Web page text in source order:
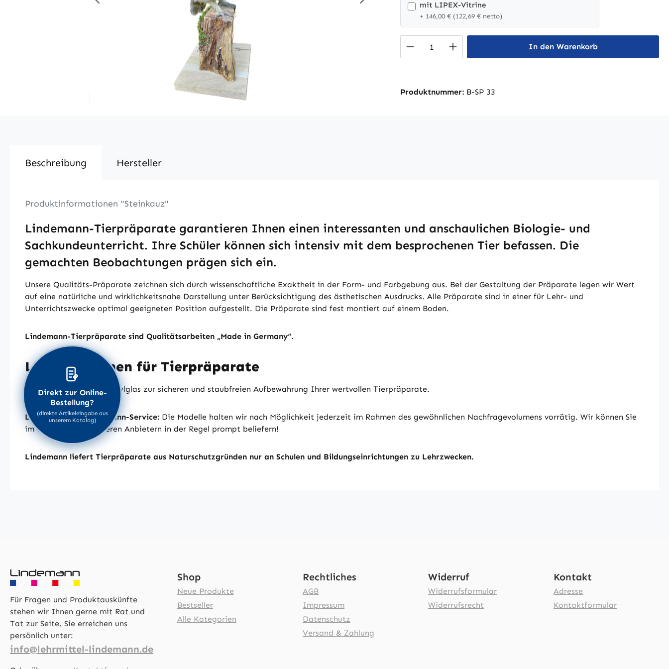
mit LIPEX-Vitrine
+ 146,00 € (122,69 € netto)
Produkt Anzahl: Gib den gewünschten Wert
In den Warenkorb
Produktnummer: B-SP 33
Beschreibung Hersteller
Produktinformationen "Steinkauz"
Lindemann-Tierpräparate garantieren Ihnen einen interessanten und anschaulichen Biologie- und
Sachkundeunterricht. Ihre Schüler können sich intensiv mit dem besprochenen Tier befassen. Die
gemachten Beobachtungen prägen sich ein.
Unsere Qualitäts-Präparate zeichnen sich durch wissenschaftliche Exaktheit in der Form- und Farbgebung aus. Bei der Gestaltung der Präparate legen wir Wert
auf eine natürliche und wirklichkeitsnahe Darstellung unter Berücksichtigung des ästhetischen Ausdrucks. Alle Präparate sind in einer für Lehr- und
Unterrichtszwecke optimal geeigneten Position aufgestellt. Die Präparate sind fest montiert auf einem Boden.
Lindemann-Tierpräparate sind Qualitätsarbeiten „Made in Germany“.
LIPEX-Vitrinen für Tierpräparate
Robuste Vitrinen aus Acrylglas zur sicheren und staubfreien Aufbewahrung Ihrer wertvollen Tierpräparate.
Der besondere Lindemann-Service: Die Modelle halten wir nach Möglichkeit jederzeit im Rahmen des gewöhnlichen Nachfragevolumens vorrätig. Wir können Sie
im Gegensatz zu anderen Anbietern in der Regel prompt beliefern!
Lindemann liefert Tierpräparate aus Naturschutzgründen nur an Schulen und Bildungseinrichtungen zu Lehrzwecken.
Für Fragen und Produktauskünfte
stehen wir Ihnen gerne mit Rat und
Tat zur Seite. Sie erreichen uns
persönlich unter:
info@lehrmittel-lindemann.de
Shop
Neue Produkte
Bestseller
Alle Kategorien
Rechtliches
AGB
Impressum
Datenschutz
Versand & Zahlung
Widerruf
Widerrufsformular
Widerrufsrecht
Kontakt
Adresse
Kontaktformular
Direkt zur Online-
Bestellung?
(direkte Artikeleingabe aus
unserem Katalog)